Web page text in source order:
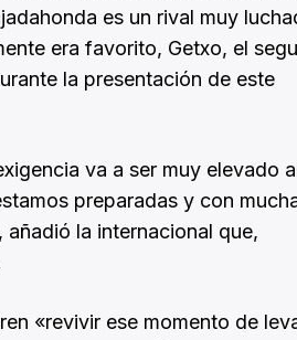
es un rival muy
era favorito, Getxo, el
la presentación de este
va a ser muy elevado
preparadas y con
la internacional que,
«revivir ese momento de